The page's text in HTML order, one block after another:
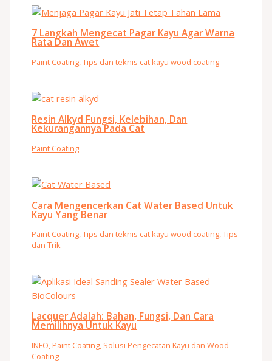
7 Langkah Mengecat Pagar Kayu Agar Warna
Rata Dan Awet
Paint Coating,Tips dan teknis cat kayu wood coating
Resin Alkyd Fungsi, Kelebihan, Dan
Kekurangannya Pada Cat
Paint Coating
Cara Mengencerkan Cat Water Based Untuk
Kayu Yang Benar
Paint Coating,Tips dan teknis cat kayu wood coating,Tips
dan Trik
Lacquer Adalah: Bahan, Fungsi, Dan Cara
Memilihnya Untuk Kayu
INFO,Paint Coating, Solusi Pengecatan Kayu dan Wood
Coating